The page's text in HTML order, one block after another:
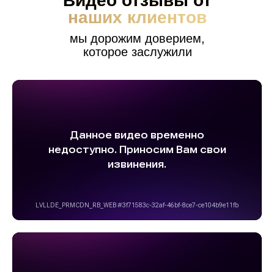
наших клиентов
мы дорожим доверием,
которое заслужили